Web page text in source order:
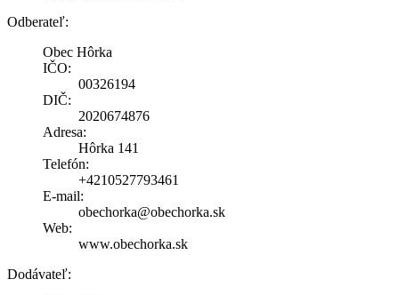
Odberateľ:
Obec Hôrka
IČO:
00326194
DIČ:
2020674876
Adresa:
Hôrka 141
Telefón:
+4210527793461
E-mail:
obechorka@obechorka.sk
Web:
www.obechorka.sk
Dodávateľ: